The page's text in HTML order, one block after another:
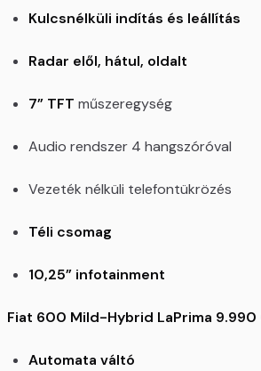
Kulcsnélküli indítás és leállítás
Radar elől, hátul, oldalt
7” TFT műszeregység
Audio rendszer 4 hangszóróval
Vezeték nélküli telefontükrözés
Téli csomag
10,25” infotainment
Fiat 600 Mild-Hybrid LaPrima
Automata váltó